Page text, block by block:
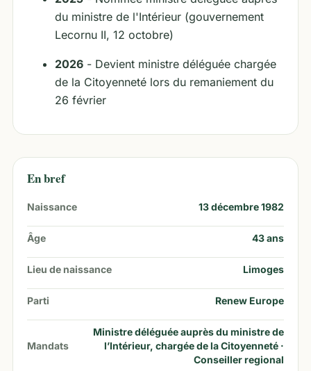
du ministre de l'Intérieur (gouvernement
Lecornu II, 12 octobre)
2026 - Devient ministre déléguée chargée
de la Citoyenneté lors du remaniement du
26 février
En bref
Naissance 13 décembre 1982
Âge 43ans
Lieu de naissance Limoges
Parti Renew Europe
Mandats
Ministre déléguée auprès du ministre de
l’Intérieur, chargée de la Citoyenneté ·
Conseiller regional